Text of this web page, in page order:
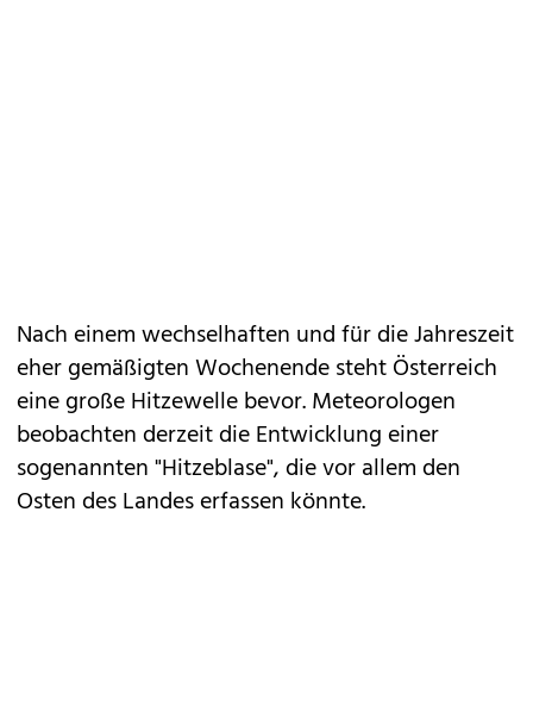
Nach einem wechselhaften und für die Jahreszeit
eher gemäßigten Wochenende steht Österreich
eine große Hitzewelle bevor. Meteorologen
beobachten derzeit die Entwicklung einer
sogenannten "Hitzeblase", die vor allem den
Osten des Landes erfassen könnte.